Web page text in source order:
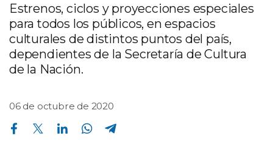
Estrenos, ciclos y proyecciones especiales
para todos los públicos, en espacios
culturales de distintos puntos del país,
dependientes de la Secretaría de Cultura
de la Nación.
06 de octubre de 2020
Compartir en Facebook Compartir en Twitter Compartir en Linkedin Compartir en Whatsapp